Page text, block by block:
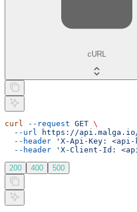
cURL
curl --request GET \
  --url
https://api.malga.io/
  --header
'X-Api-Key: <api-
  --header
'X-Client-Id:
200 400 500